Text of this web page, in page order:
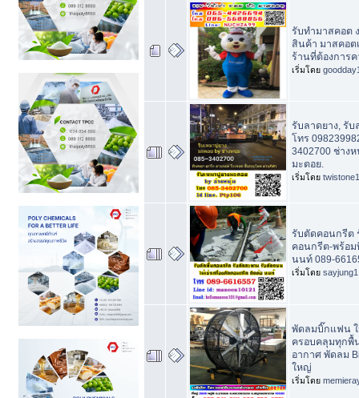
รับทำมาสคอต
สินค้า มาสคอต
ร้านที่ต้องการ
เริ่มโดย
รับลาดยาง, รับ
โทร
3402700 ช่าง
มะตอย.
เริ่มโดย twistone1
รับตัดคอนกรีต
คอนกรีต-พร้อ
นนท์ 089-
เริ่มโดย sayjung1
พัดลมบิ๊กแฟน
ครอบคลุมทุกพื้
อากาศ พัดลม
ใหญ่
เริ่มโดย